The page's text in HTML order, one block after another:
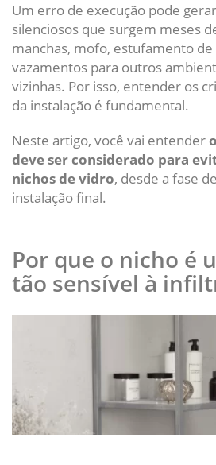
Um erro de execução pode
silenciosos que surgem meses
manchas, mofo, estufamento
vazamentos para outros
vizinhas. Por isso, entender os
da instalação é fundamental.
Neste artigo, você vai entender
deve ser considerado para
nichos de vidro, desde a fase
instalação final.
Por que o nicho é
tão sensível à